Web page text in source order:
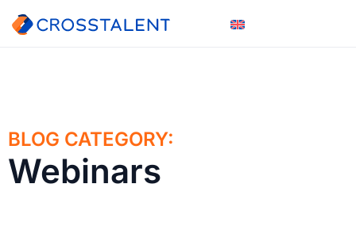
BLOG CATEGORY:
Webinars